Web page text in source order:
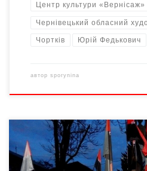
Центр культури «Вернісаж»
Чернівецький обласний
Чортків Юрій Федькович
автор sporynina